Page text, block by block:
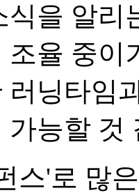
식을 알
조율 중
러닝타임
가능할
스'로 많